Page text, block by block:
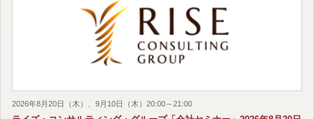
2026年8月20日（木）、9月10日（木）20:00～21:00